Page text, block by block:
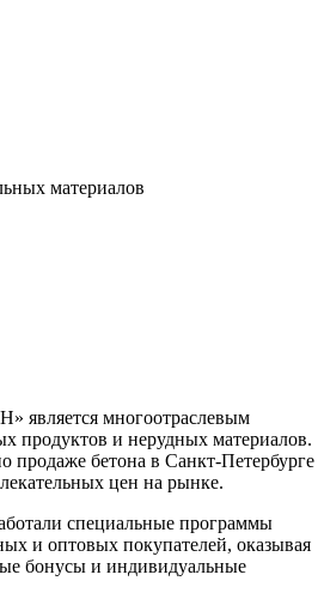
материалов
многоотраслевым
продуктов и нерудных материалов.
продаже бетона в Санкт-Петербурге
цен на рынке.
специальные программы
и оптовых покупателей, оказывая
бонусы и индивидуальные